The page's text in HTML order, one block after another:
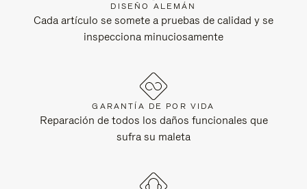
DISEÑO ALEMÁN
Cada artículo se somete a pruebas de calidad y se
inspecciona minuciosamente
GARANTÍA DE POR VIDA
Reparación de todos los daños funcionales que
sufra su maleta